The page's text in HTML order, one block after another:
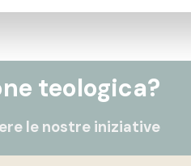
teologica?
le nostre iniziative